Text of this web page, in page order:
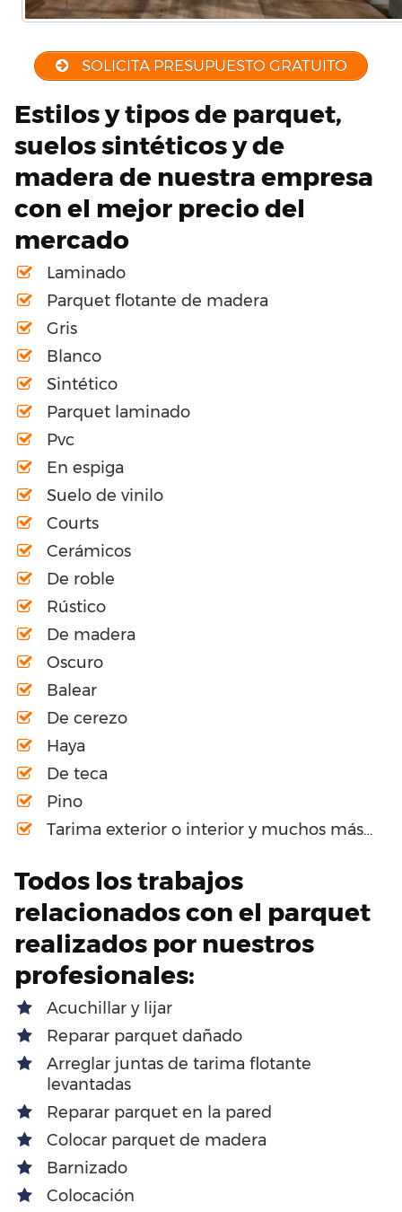
SOLICITA PRESUPUESTO GRATUITO
Estilos y tipos de parquet,
suelos sintéticos y de
madera de nuestra empresa
con el mejor precio del
mercado
Laminado
Parquet flotante de madera
Gris
Blanco
Sintético
Parquet laminado
Pvc
En espiga
Suelo de vinilo
Courts
Cerámicos
De roble
Rústico
De madera
Oscuro
Balear
De cerezo
Haya
De teca
Pino
Tarima exterior o interior y muchos más…
Todos los trabajos
relacionados con el parquet
realizados por nuestros
profesionales:
Acuchillar y lijar
Reparar parquet dañado
Arreglar juntas de tarima flotante
levantadas
Reparar parquet en la pared
Colocar parquet de madera
Barnizado
Colocación